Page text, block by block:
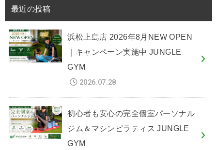
最近の投稿
浜松上島店 2026年8月NEW OPEN
｜キャンペーン実施中 JUNGLE
GYM
2026.07.28
初心者も安心の完全個室パーソナル
ジム＆マシンピラティス JUNGLE
GYM